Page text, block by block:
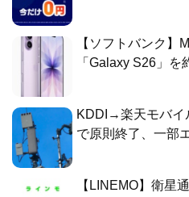
【ソフトバンク】
「Galaxy S26」を
KDDI→楽天モバイ
で原則終了、一部
【LINEMO】衛星